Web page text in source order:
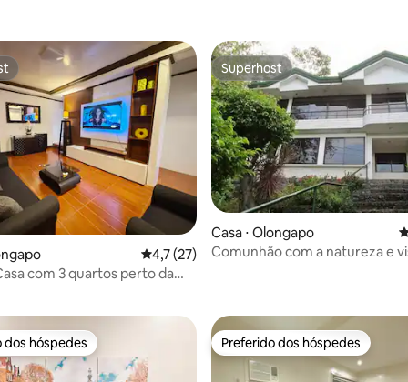
de 5, 251 avaliações
4,7 de uma avaliação média de 5, 27
4,7 (27)
com 3 quartos perto da
Superhost
Superhost
Casa ⋅ Olongapo
Comunhão com a natureza e
dos hóspedes
dos hóspedes Preferido dos hóspedes
Preferido dos hóspedes